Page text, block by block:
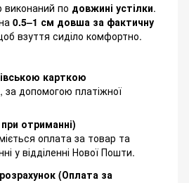
виконаний по довжині устілки.
0.5–1 см довша за фактичну
взуття сиділо комфортно.
карткою
за допомогою платіжної
отриманні)
оплата за товар та
у відділенні Нової Пошти.
(Оплата за